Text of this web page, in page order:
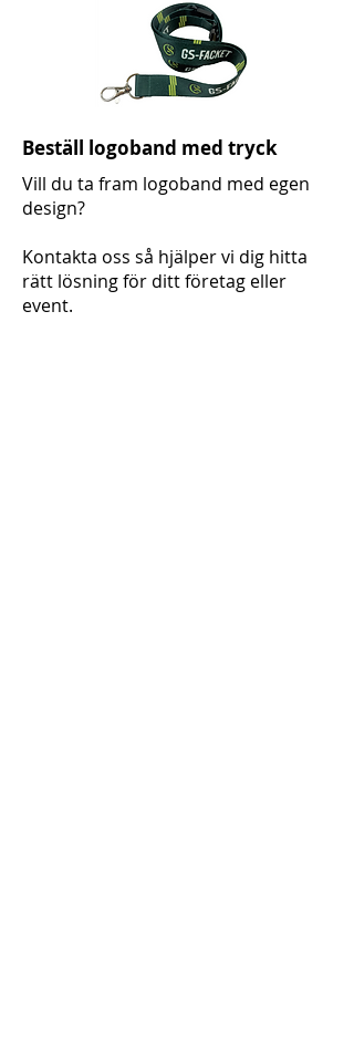
Beställ logoband med tryck
Vill du ta fram logoband med egen
design?
Kontakta oss så hjälper vi dig hitta
rätt lösning för ditt företag eller
event.